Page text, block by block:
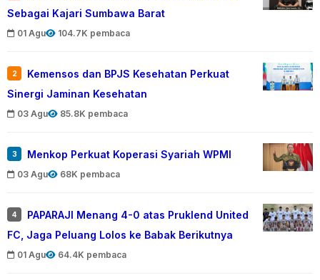
Sebagai Kajari Sumbawa Barat
01 Agu 104.7K pembaca
2
Kemensos dan BPJS Kesehatan Perkuat
Sinergi Jaminan Kesehatan
03 Agu 85.8K pembaca
3 Menkop Perkuat Koperasi Syariah WPMI
03 Agu 68K pembaca
4
PAPARAJI Menang 4-0 atas Pruklend United
FC, Jaga Peluang Lolos ke Babak Berikutnya
01 Agu 64.4K pembaca